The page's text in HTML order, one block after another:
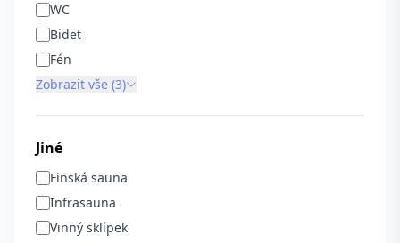
WC
Bidet
Fén
Zobrazit vše (3)
Jiné
Finská sauna
Infrasauna
Vinný sklípek